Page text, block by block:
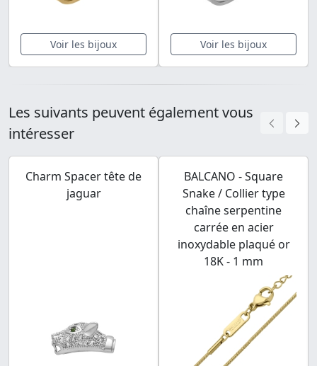
Voir les bijoux Voir les bijoux
Les suivants peuvent également vous
intéresser
Charm Spacer tête de
jaguar
BALCANO - Square
Snake / Collier type
chaîne serpentine
carrée en acier
inoxydable plaqué or
18K - 1 mm